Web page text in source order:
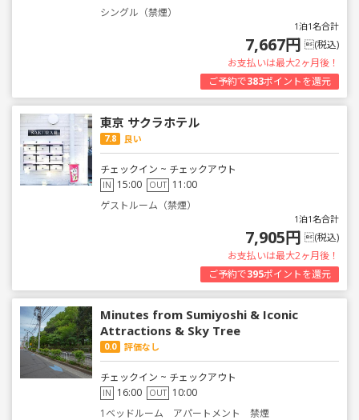
シングル（禁煙）
1泊1名合計
7,667円 (税込)
お支払いは最大2ヶ月後！
ご予約で383ポイントを還元
東京 サクラホテル
7.8 良い
チェックイン ~ チェックアウト
IN 15:00 OUT 11:00
ゲストルーム（禁煙）
1泊1名合計
7,905円 (税込)
お支払いは最大2ヶ月後！
ご予約で395ポイントを還元
Minutes from Sumiyoshi & Iconic
Attractions & Sky Tree
0.0 評価なし
チェックイン ~ チェックアウト
IN 16:00 OUT 10:00
1ベッドルーム アパートメント 禁煙